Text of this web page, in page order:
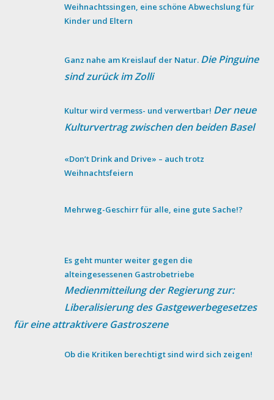
Weihnachtssingen, eine schöne Abwechslung für
Kinder und Eltern
Ganz nahe am Kreislauf der Natur. Die Pinguine
sind zurück im Zolli
Kultur wird vermess- und verwertbar! Der neue
Kulturvertrag zwischen den beiden Basel
«Don’t Drink and Drive» – auch trotz
Weihnachtsfeiern
Mehrweg-Geschirr für alle, eine gute Sache!?
Es geht munter weiter gegen die
alteingesessenen Gastrobetriebe
Medienmitteilung der Regierung zur:
Liberalisierung des Gastgewerbegesetzes
für eine attraktivere Gastroszene
Ob die Kritiken berechtigt sind wird sich zeigen!